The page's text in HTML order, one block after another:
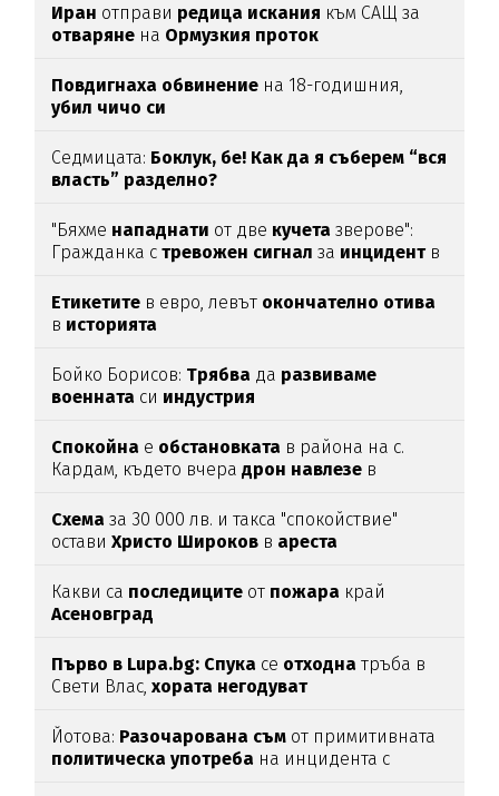
Иран отправи редица искания към САЩ за
отваряне на Ормузкия проток
Повдигнаха обвинение на 18-годишния,
убил чичо си
Седмицата: Боклук, бе! Как да я съберем “вся
власть” разделно?
"Бяхме нападнати от две кучета зверове":
Гражданка стревожен сигнал за инцидентв
Етикетите в евро, левът окончателно отива
в историята
Бойко Борисов: Трябва да развиваме
военната си индустрия
Спокойна е обстановката в района на с.
Кардам, където вчерадрон навлезе в
Схема за 30 000 лв. и такса "спокойствие"
оставиХристо Широков в ареста
Какви са последиците от пожара край
Асеновград
Първо в Lupa.bg: Спука се отходна тръба в
Свети Влас,хората негодуват
Йотова: Разочарована съм от примитивната
политическа употреба на инцидента с